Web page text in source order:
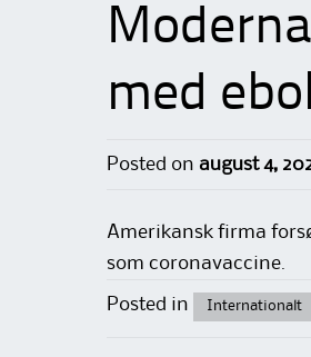
med
Posted on august 4,
Amerikansk firma
som coronavaccine.
Posted in Internationalt